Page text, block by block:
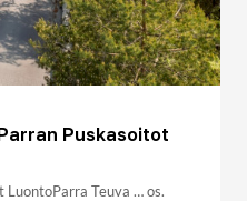
Puskasoitot
Teuva … os.